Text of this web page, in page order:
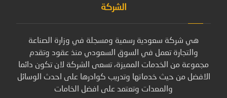
الشركة
هي شركة سعودية رسمية ومسجلة في وزارة الصناعة
والتجارة تعمل في السوق السعودي منذ عقود وتقدم
مجموعة من الخدمات المميزة، تسعى الشركة لان تكون دائما
الافضل من حيث خدماتها وتدريب كوادرها على احدث الوسائل
والمعدات وتعتمد على افضل الخامات